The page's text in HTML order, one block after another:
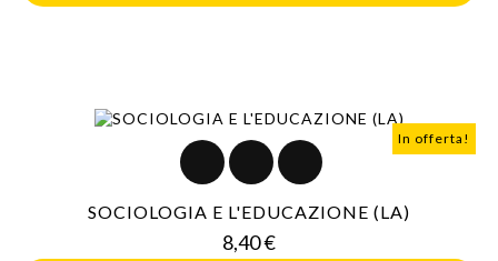
In offerta!
SOCIOLOGIA E L'EDUCAZIONE (LA)
8,40 €Prezzo